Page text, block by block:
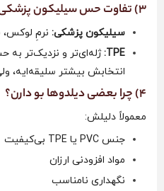
3) تفاوت حس سیلیکون پزشکی با TPE چیه؟
سیلیکون پزشکی: نرمِ
TPE: ژله‌ای‌تر و نزدیک‌تر
انتخابش بیشتر سلیقه‌ایه،
4) چرا بعضی دیلدوها بو دارن؟
معمولاً دلیلش:
جنس PVC یا TPE بی‌کیفیت
مواد افزودنی ارزان
نگهداری نامناسب